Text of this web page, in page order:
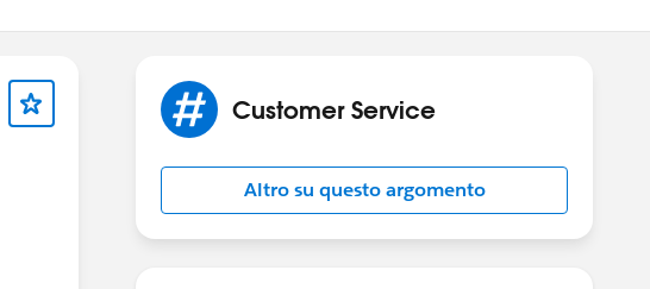
Customer Service
Altro su questo argomento